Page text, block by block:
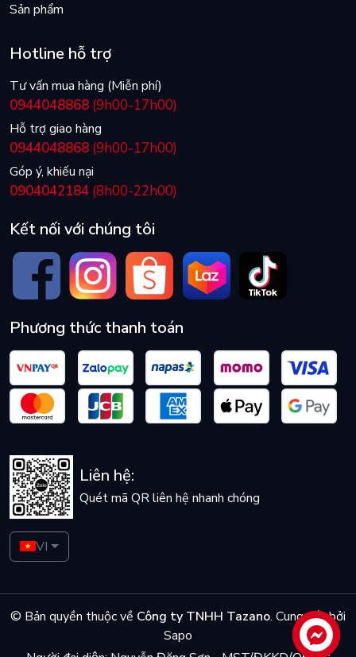
Sản phẩm
Hotline hỗ trợ
Tư vấn mua hàng (Miễn phí)
0944048868 (9h00-17h00)
Hỗ trợ giao hàng
0944048868 (9h00-17h00)
Góp ý, khiếu nại
0904042184 (8h00-22h00)
Kết nối với chúng tôi
Phương thức thanh toán
Liên hệ:
Quét mã QR liên hệ nhanh chóng
VI
© Bản quyền thuộc về Công ty TNHH Tazano. Cung cấp bởi
Sapo
Liên hệ